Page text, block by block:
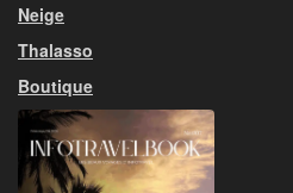
Neige
Thalasso
Boutique